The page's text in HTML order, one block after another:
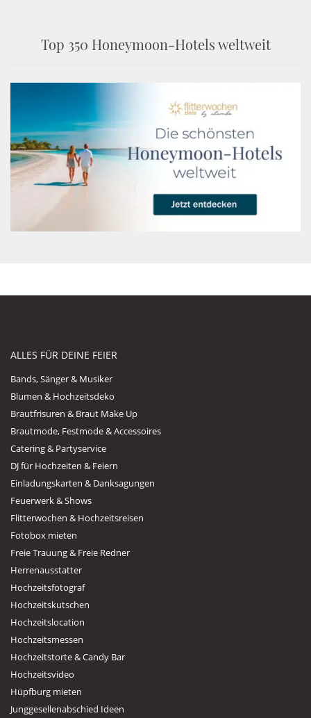
Top 350 Honeymoon-Hotels weltweit
ALLES FÜR DEINE FEIER
Bands, Sänger & Musiker
Blumen & Hochzeitsdeko
Brautfrisuren & Braut Make Up
Brautmode, Festmode & Accessoires
Catering & Partyservice
DJ für Hochzeiten & Feiern
Einladungskarten & Danksagungen
Feuerwerk & Shows
Flitterwochen & Hochzeitsreisen
Fotobox mieten
Freie Trauung & Freie Redner
Herrenausstatter
Hochzeitsfotograf
Hochzeitskutschen
Hochzeitslocation
Hochzeitsmessen
Hochzeitstorte & Candy Bar
Hochzeitsvideo
Hüpfburg mieten
Junggesellenabschied Ideen